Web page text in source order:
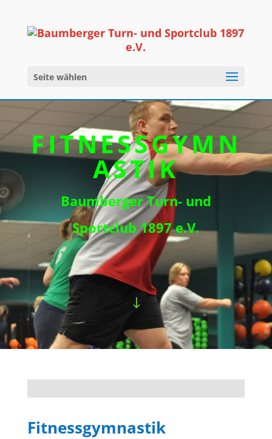
Seite wählen
FITNESSGYMN
ASTIK
Baumberger Turn- und
Sportclub 1897 e.V.
"
Fitnessgymnastik